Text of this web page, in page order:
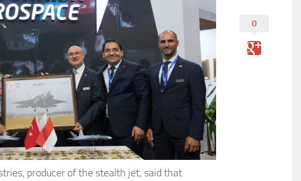
producer of the stealth jet, said that
0